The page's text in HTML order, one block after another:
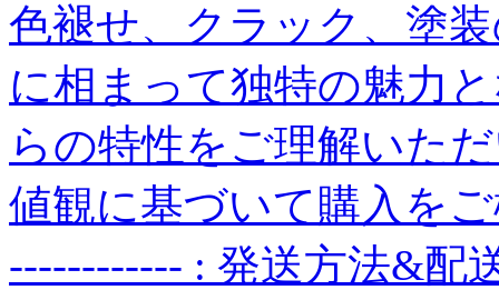
色褪せ、クラック、塗
に相まって独特の魅力
らの特性をご理解いた
値観に基づいて購入を
------------ : 発送方法&配